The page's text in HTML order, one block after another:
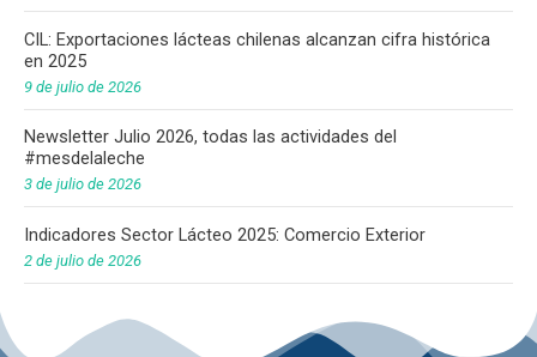
CIL: Exportaciones lácteas chilenas alcanzan cifra histórica
en 2025
9 de julio de 2026
Newsletter Julio 2026, todas las actividades del
#mesdelaleche
3 de julio de 2026
Indicadores Sector Lácteo 2025: Comercio Exterior
2 de julio de 2026